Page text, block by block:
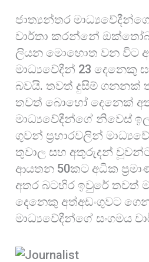
ජාත්‍යන්තර
වාර්තා කරන්නේ
ලියන මොහොත වන විට
මාධ්‍යවේදීන් 23 දෙනෙකු
බවයි. තවත් දුසිම් ගනනක්
තවත් බොහෝ දෙනෙක්
මාධ්‍යවේදීන්ගේ නිවෙස්
ගුවන් ප්‍රහාරවලින්
තුවාල සහ අතුරුදන්
ආයතන 50කට අධික
අතර බටහිර ඉවුරේ තවත්
දෙනෙකු අත්අඩංගුවට
මාධ්‍යවේදීන්ගේ සංගමය